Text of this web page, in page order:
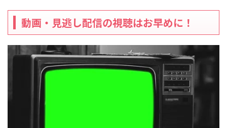
動画・見逃し配信の視聴はお早めに！